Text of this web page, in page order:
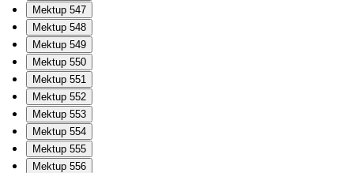
Mektup 547
Mektup 548
Mektup 549
Mektup 550
Mektup 551
Mektup 552
Mektup 553
Mektup 554
Mektup 555
Mektup 556